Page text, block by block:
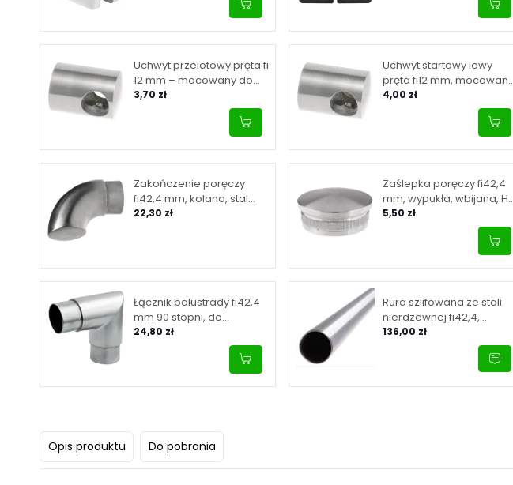
Uchwyt przelotowy pręta fi
12 mm – mocowany do
płaszczyzny, satyna
3,70 zł
Uchwyt startowy lewy
pręta fi12 mm, mocowany
do płaszczyzny, satyna
4,00 zł
Zakończenie poręczy
fi42,4 mm, kolano, stal
nierdzewna, satyna
22,30 zł
Zaślepka poręczy fi42,4
mm, wypukła, wbijana, H7
mm, stal nierdzewna,
5,50 zł
Łącznik balustrady fi42,4
mm 90 stopni, do
wklejenia, stal
nierdzewna, satyna
24,80 zł
Rura szlifowana ze stali
nierdzewnej fi42,4,
ścianka 2 mm, długość 3
136,00 zł
Opis produktu Do pobrania